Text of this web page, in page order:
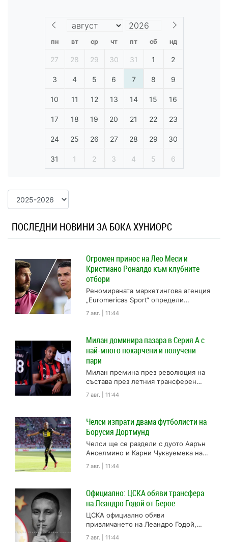
пн вт ср чт пт сб нд
27 28 29 30 31 1 2
3 4 5 6 7 8 9
10 11 12 13 14 15 16
17 18 19 20 21 22 23
24 25 26 27 28 29 30
31 1 2 3 4 5 6
ПОСЛЕДНИ НОВИНИ ЗА БОКА ХУНИОРС
Огромен принос на Лео Меси и
Кристиано Роналдо към клубните
отбори
Реномираната маркетингова агенция
„Euromericas Sport“ определи
десетте клуба, които са продали
най-много официални клубни
7 авг. | 11:44
Милан доминира пазара в Серия А с
най-много похарчени и получени
пари
Милан премина през революция на
състава през летния трансферен
прозорец. Разочароващото
представяне през миналия сезон,
7 авг. | 11:44
Челси изпрати двама футболисти на
Борусия Дортмунд
Челси ще се раздели с дуото Аарън
Анселмино и Карни Чуквуемека на
Борусия Дортмунд след като двата
отбора стигнаха до...
7 авг. | 11:44
Официално: ЦСКА обяви трансфера
на Леандро Годой от Берое
ЦСКА официално обяви
привличането на Леандро Годой,
след като публикува колаж, на който
7 авг. | 11:44